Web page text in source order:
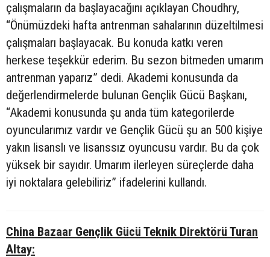
çalışmaların da başlayacağını açıklayan Choudhry,
“Önümüzdeki hafta antrenman sahalarının düzeltilmesi
çalışmaları başlayacak. Bu konuda katkı veren
herkese teşekkür ederim. Bu sezon bitmeden umarım
antrenman yaparız” dedi. Akademi konusunda da
değerlendirmelerde bulunan Gençlik Gücü Başkanı,
“Akademi konusunda şu anda tüm kategorilerde
oyuncularımız vardır ve Gençlik Gücü şu an 500 kişiye
yakın lisanslı ve lisanssız oyuncusu vardır. Bu da çok
yüksek bir sayıdır. Umarım ilerleyen süreçlerde daha
iyi noktalara gelebiliriz” ifadelerini kullandı.
China Bazaar Gençlik Gücü Teknik Direktörü Turan
Altay: